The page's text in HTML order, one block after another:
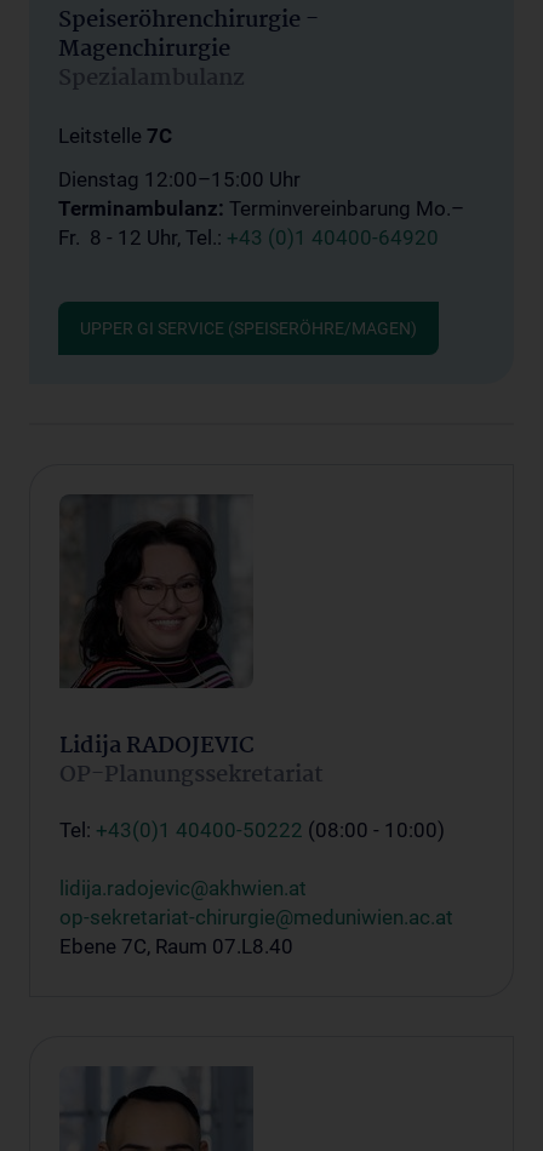
Speiseröhrenchirurgie -
Magenchirurgie
Spezialambulanz
Leitstelle 7C
Dienstag 12:00–15:00 Uhr
Terminambulanz: Terminvereinbarung Mo.–
Fr. 8 - 12 Uhr, Tel.: +43 (0)1 40400-64920
UPPER GI SERVICE (SPEISERÖHRE/MAGEN)
Lidija RADOJEVIC
OP-Planungssekretariat
Tel: +43(0)1 40400-50222 (08:00 - 10:00)
lidija.radojevic@akhwien.at
op-sekretariat-chirurgie@meduniwien.ac.at
Ebene 7C, Raum 07.L8.40